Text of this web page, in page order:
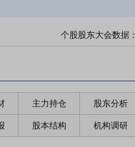
个股股东大会数据：
主力持仓 股东分析
股本结构 机构调研